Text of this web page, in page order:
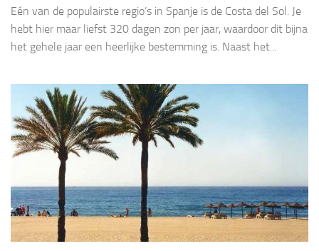
Eén van de populairste regio’s in Spanje is de Costa del Sol. Je
hebt hier maar liefst 320 dagen zon per jaar, waardoor dit bijna
het gehele jaar een heerlijke bestemming is. Naast het...